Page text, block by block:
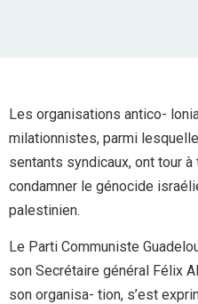
Les organisations antico-
milationnistes, parmi
sentants syndicaux, ont tour
condamner le génocide
palestinien.
Le Parti Communiste
son Secrétaire général Félix
son organisa- tion, s’est